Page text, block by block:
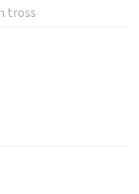
tross